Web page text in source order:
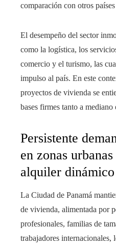
comparación con otros
El desempeño del sector
como la logística, los
comercio y el turismo, las
impulso al país. En este
proyectos de vivienda se
bases firmes tanto a
Persistente
en zonas
alquiler dinámico
La Ciudad de Panamá
de vivienda, alimentada por
profesionales, familias de
trabajadores internacionales,